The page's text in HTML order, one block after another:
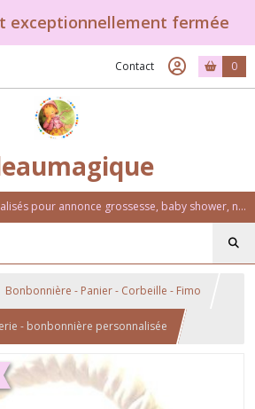
exceptionnellement fermée
Contact 0
Cadeaux uniques, personnalisés pour annonce grossesse, baby shower, naissance, baptême, anniversaire. Un univers féérique et coloré.
Bonbonnière - Panier - Corbeille - Fimo
- bonbonnière personnalisée